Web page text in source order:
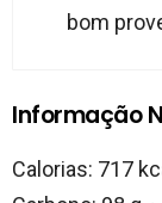
bom
Informação
Calorias: 717